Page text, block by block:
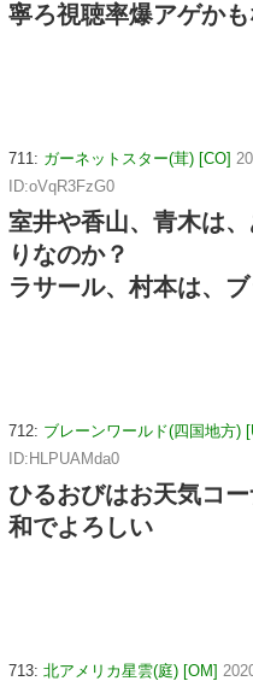
寧ろ視聴率爆アゲか
711: ガーネットスター(茸) [CO]
ID:oVqR3FzG0
室井や香山、青木は
りなのか？
ラサール、村本は、ブ
712: ブレーンワールド(四国地方)
ID:HLPUAMda0
ひるおびはお天気コ
和でよろしい
713: 北アメリカ星雲(庭) [OM]